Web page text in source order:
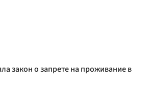
закон о запрете на проживание в